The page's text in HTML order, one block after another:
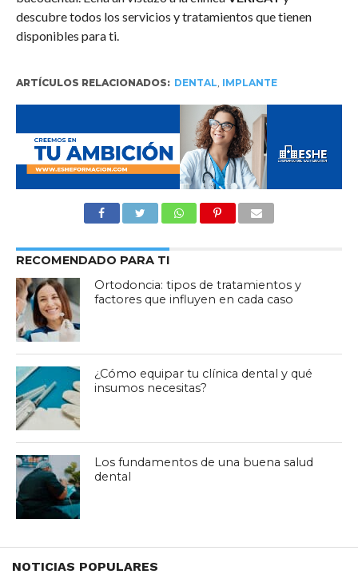
descubre todos los servicios y tratamientos que tienen
disponibles para ti.
ARTÍCULOS RELACIONADOS: DENTAL, IMPLANTE
RECOMENDADO PARA TI
Ortodoncia: tipos de tratamientos y
factores que influyen en cada caso
¿Cómo equipar tu clínica dental y qué
insumos necesitas?
Los fundamentos de una buena salud
dental
NOTICIAS POPULARES